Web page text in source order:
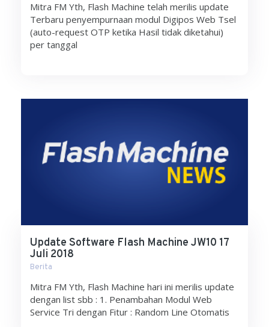
Mitra FM Yth, Flash Machine telah merilis update
Terbaru penyempurnaan modul Digipos Web Tsel
(auto-request OTP ketika Hasil tidak diketahui)
per tanggal
Update Software Flash Machine JW10 17
Juli 2018
Berita
Mitra FM Yth, Flash Machine hari ini merilis update
dengan list sbb : 1. Penambahan Modul Web
Service Tri dengan Fitur : Random Line Otomatis